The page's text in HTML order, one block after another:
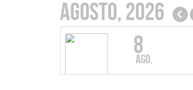
Agosto, 2026
8
ago.